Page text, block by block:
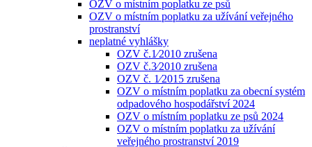
OZV o místním poplatku ze psů
OZV o místním poplatku za užívání veřejného
prostranství
neplatné vyhlášky
OZV č.1⁄2010 zrušena
OZV č.3⁄2010 zrušena
OZV č. 1⁄2015 zrušena
OZV o místním poplatku za obecní systém
odpadového hospodářství 2024
OZV o místním poplatku ze psů 2024
OZV o místním poplatku za užívání
veřejného prostranství 2019